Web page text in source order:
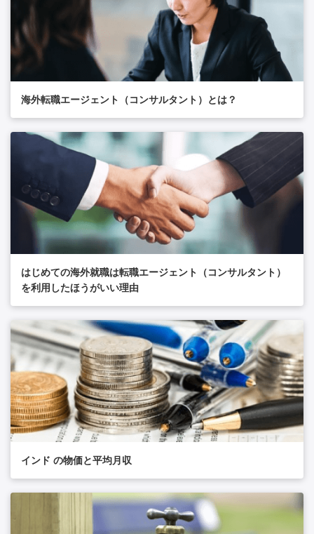
海外転職エージェント（コンサルタント）とは？
はじめての海外就職は転職エージェント（コンサルタント）
を利用したほうがいい理由
インド の物価と平均月収